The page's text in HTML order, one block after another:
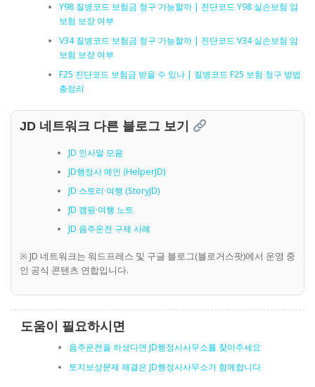
Y98 질병코드 보험금 청구 가능할까 | 진단코드 Y98 실손보험 암
보험 보장 여부
V34 질병코드 보험금 청구 가능할까 | 진단코드 V34 실손보험 암
보험 보장 여부
F25 진단코드 보험금 받을 수 있나 | 질병코드 F25 보험 청구 방법
총정리
JD 네트워크 다른 블로그 보기
JD 인사말 모음
JD행정사 메인 (HelperJD)
JD 스토리·여행 (StoryJD)
JD 캠핑·여행 노트
JD 음주운전 구제 사례
※ JD 네트워크는 워드프레스 및 구글 블로그(블로거스팟)에서 운영 중
인 공식 콘텐츠 연합입니다.
도움이 필요하시면
음주운전을 하셨다면 JD행정사사무소를 찾아주세요
토지보상문제 해결은 JD행정사사무소가 함께합니다